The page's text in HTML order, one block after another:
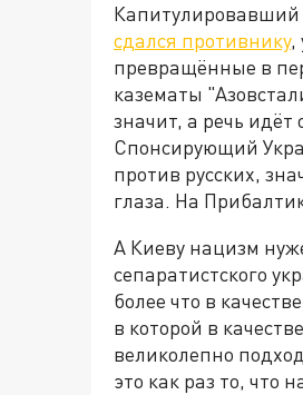
Капитулировавший
сдался противнику,
превращённые в
казематы
значит, а речь
Спонсирующий
против русских,
глаза. На
А Киеву нацизм
сепаратистского
более что в
в которой в
великолепно
это как раз то, что